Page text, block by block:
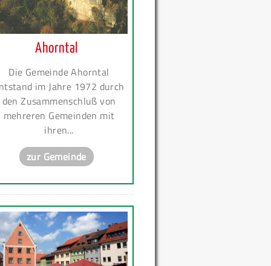
Ahorntal
Die Gemeinde Ahorntal
im Jahre 1972 durch
den Zusammenschluß von
mehreren Gemeinden mit
ihren...
zur Gemeinde